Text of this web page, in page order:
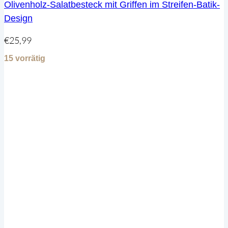
Olivenholz-Salatbesteck mit Griffen im Streifen-Batik-
Design
€25,99
15 vorrätig